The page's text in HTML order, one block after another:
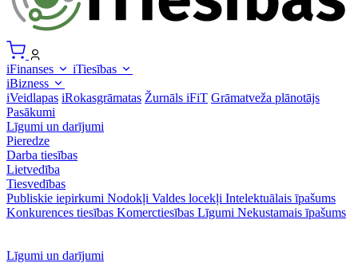
iFinanses
iTiesības
iBizness
iVeidlapas iRokasgrāmatas Žurnāls iFiT Grāmatveža plānotājs
Pasākumi
Līgumi un darījumi
Pieredze
Darba tiesības
Lietvedība
Tiesvedības
Publiskie iepirkumi Nodokļi Valdes locekļi Intelektuālais īpašums
Konkurences tiesības Komerctiesības Līgumi Nekustamais īpašums
Līgumi un darījumi